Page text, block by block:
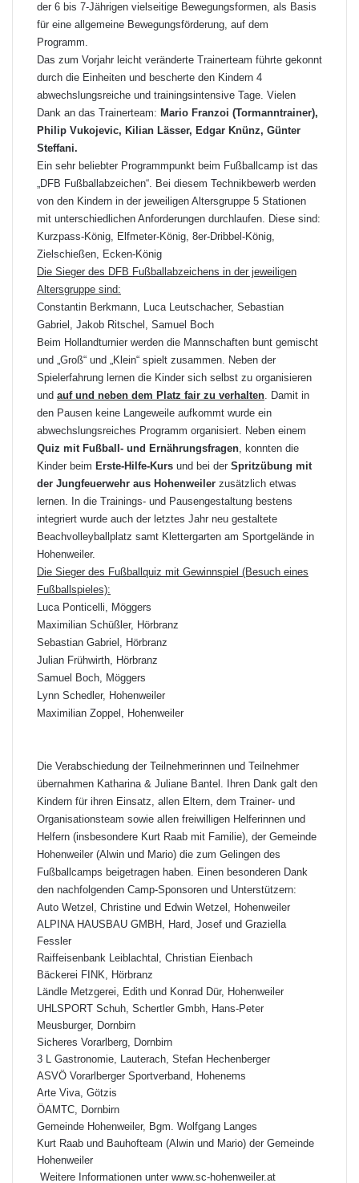
der 6 bis 7-Jährigen vielseitige Bewegungsformen, als Basis
für eine allgemeine Bewegungsförderung, auf dem
Programm.
Das zum Vorjahr leicht veränderte Trainerteam führte gekonnt
durch die Einheiten und bescherte den Kindern 4
abwechslungsreiche und trainingsintensive Tage. Vielen
Dank an das Trainerteam: Mario Franzoi (Tormanntrainer),
Philip Vukojevic, Kilian Lässer, Edgar Knünz, Günter
Steffani.
Ein sehr beliebter Programmpunkt beim Fußballcamp ist das
„DFB Fußballabzeichen“. Bei diesem Technikbewerb werden
von den Kindern in der jeweiligen Altersgruppe 5 Stationen
mit unterschiedlichen Anforderungen durchlaufen. Diese sind:
Kurzpass-König, Elfmeter-König, 8er-Dribbel-König,
Zielschießen, Ecken-König
Die Sieger des DFB Fußballabzeichens in der jeweiligen
Altersgruppe sind:
Constantin Berkmann, Luca Leutschacher, Sebastian
Gabriel, Jakob Ritschel, Samuel Boch
Beim Hollandturnier werden die Mannschaften bunt gemischt
und „Groß“ und „Klein“ spielt zusammen. Neben der
Spielerfahrung lernen die Kinder sich selbst zu organisieren
und auf und neben dem Platz fair zu verhalten. Damit in
den Pausen keine Langeweile aufkommt wurde ein
abwechslungsreiches Programm organisiert. Neben einem
Quiz mit Fußball- und Ernährungsfragen, konnten die
Kinder beim Erste-Hilfe-Kurs und bei der Spritzübung mit
der Jungfeuerwehr aus Hohenweiler zusätzlich etwas
lernen. In die Trainings- und Pausengestaltung bestens
integriert wurde auch der letztes Jahr neu gestaltete
Beachvolleyballplatz samt Klettergarten am Sportgelände in
Hohenweiler.
Die Sieger des Fußballquiz mit Gewinnspiel (Besuch eines
Fußballspieles):
Luca Ponticelli, Möggers
Maximilian Schüßler, Hörbranz
Sebastian Gabriel, Hörbranz
Julian Frühwirth, Hörbranz
Samuel Boch, Möggers
Lynn Schedler, Hohenweiler
Maximilian Zoppel, Hohenweiler
Die Verabschiedung der Teilnehmerinnen und Teilnehmer
übernahmen Katharina & Juliane Bantel. Ihren Dank galt den
Kindern für ihren Einsatz, allen Eltern, dem Trainer- und
Organisationsteam sowie allen freiwilligen Helferinnen und
Helfern (insbesondere Kurt Raab mit Familie), der Gemeinde
Hohenweiler (Alwin und Mario) die zum Gelingen des
Fußballcamps beigetragen haben. Einen besonderen Dank
den nachfolgenden Camp-Sponsoren und Unterstützern:
Auto Wetzel, Christine und Edwin Wetzel, Hohenweiler
ALPINA HAUSBAU GMBH, Hard, Josef und Graziella
Fessler
Raiffeisenbank Leiblachtal, Christian Eienbach
Bäckerei FINK, Hörbranz
Ländle Metzgerei, Edith und Konrad Dür, Hohenweiler
UHLSPORT Schuh, Schertler Gmbh, Hans-Peter
Meusburger, Dornbirn
Sicheres Vorarlberg, Dornbirn
3 L Gastronomie, Lauterach, Stefan Hechenberger
ASVÖ Vorarlberger Sportverband, Hohenems
Arte Viva, Götzis
ÖAMTC, Dornbirn
Gemeinde Hohenweiler, Bgm. Wolfgang Langes
Kurt Raab und Bauhofteam (Alwin und Mario) der Gemeinde
Hohenweiler
Weitere Informationen unter www.sc-hohenweiler.at